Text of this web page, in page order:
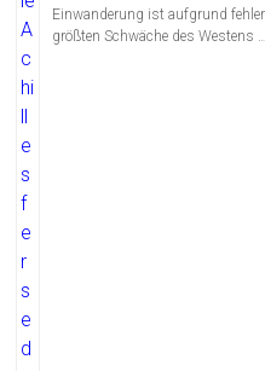
Einwanderung ist aufgrund
größten Schwäche des Westens